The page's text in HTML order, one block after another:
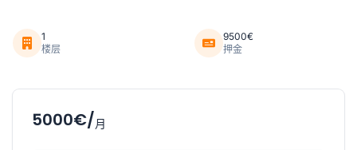
1
楼层
9500€
押金
5000€/月